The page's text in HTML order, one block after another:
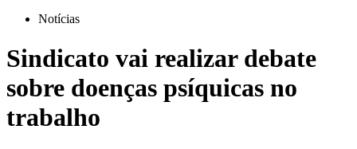
Notícias
Sindicato vai realizar debate
sobre doenças psíquicas no
trabalho